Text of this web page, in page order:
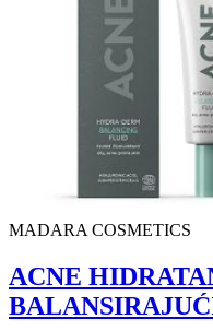
MADARA COSMETICS
ACNE